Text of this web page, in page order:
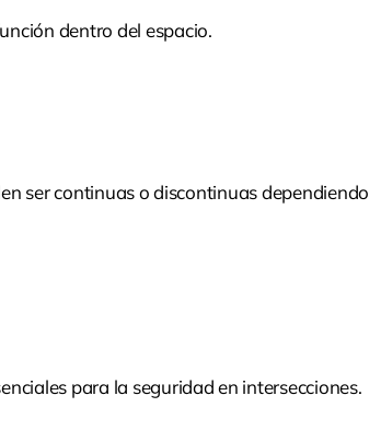
dentro del espacio.
ser continuas o discontinuas dependiendo
para la seguridad en intersecciones.